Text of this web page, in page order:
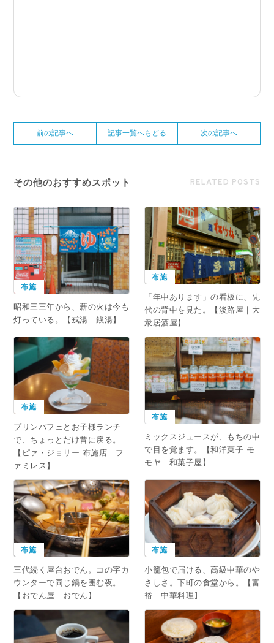
前の記事へ 記事一覧へもどる 次の記事へ
その他のおすすめスポット RELATED POSTS
布施
昭和三三年から、薪の火は今も
灯っている。【戎湯｜銭湯】
布施
「年中あります」の看板に、先
代の背中を見た。【淡路屋｜大
衆居酒屋】
布施
プリンパフェとお子様ランチ
で、ちょっとだけ昔に戻る。
【ピァ・ジョリー 布施店｜フ
ァミレス】
布施
ミックスジュースが、もちの中
で目を覚ます。【和洋菓子 モ
モヤ｜和菓子屋】
布施
三代続く屋台おでん。コの字カ
ウンターで同じ鍋を囲む夜。
【おでん屋｜おでん】
布施
小籠包で届ける、高級中華のや
さしさ。下町の食堂から。【富
裕｜中華料理】